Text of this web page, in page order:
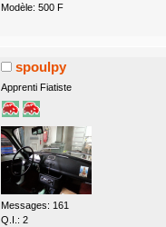
Modèle: 500 F
spoulpy
Apprenti Fiatiste
Messages: 161
Q.I.: 2